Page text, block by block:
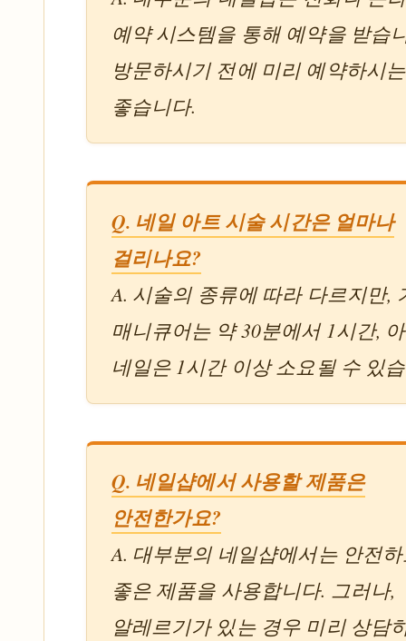
예약 시스템을 통해 예약을 받습
방문하시기 전에 미리 예약하시
좋습니다.
Q. 네일 아트 시술 시간은 얼마나
걸리나요?
A. 시술의 종류에 따라 다르지만,
매니큐어는 약 30분에서 1시간,
네일은 1시간 이상 소요될 수 있
Q. 네일샵에서 사용할 제품은
안전한가요?
A. 대부분의 네일샵에서는 안전
좋은 제품을 사용합니다. 그러나,
알레르기가 있는 경우 미리 상담